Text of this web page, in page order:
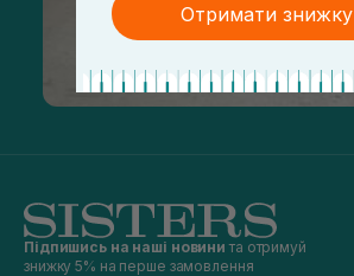
Підпишись на наші новини та отримуй
знижку 5% на перше замовлення
Отримати знижку